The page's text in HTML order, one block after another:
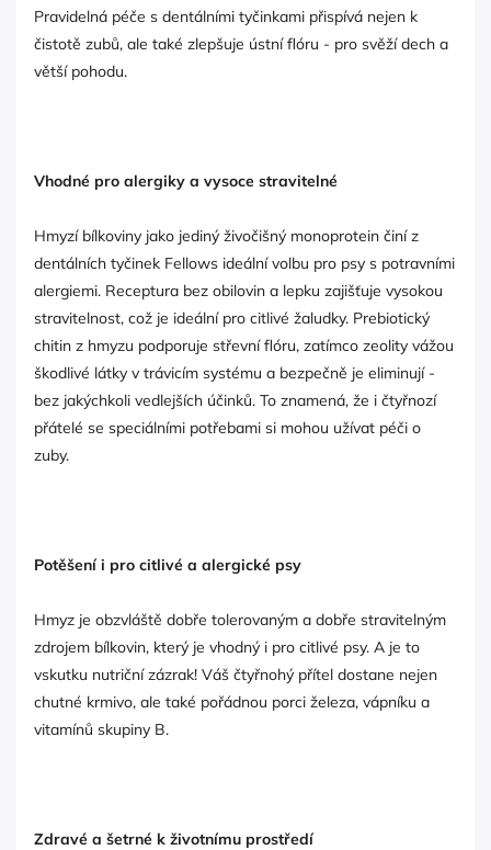
Pravidelná péče s dentálními tyčinkami přispívá nejen k
čistotě zubů, ale také zlepšuje ústní flóru - pro svěží dech a
větší pohodu.
Vhodné pro alergiky a vysoce stravitelné
Hmyzí bílkoviny jako jediný živočišný monoprotein činí z
dentálních tyčinek Fellows ideální volbu pro psy s potravními
alergiemi. Receptura bez obilovin a lepku zajišťuje vysokou
stravitelnost, což je ideální pro citlivé žaludky. Prebiotický
chitin z hmyzu podporuje střevní flóru, zatímco zeolity vážou
škodlivé látky v trávicím systému a bezpečně je eliminují -
bez jakýchkoli vedlejších účinků. To znamená, že i čtyřnozí
přátelé se speciálními potřebami si mohou užívat péči o
zuby.
Potěšení i pro citlivé a alergické psy
Hmyz je obzvláště dobře tolerovaným a dobře stravitelným
zdrojem bílkovin, který je vhodný i pro citlivé psy. A je to
vskutku nutriční zázrak! Váš čtyřnohý přítel dostane nejen
chutné krmivo, ale také pořádnou porci železa, vápníku a
vitamínů skupiny B.
Zdravé a šetrné k životnímu prostředí